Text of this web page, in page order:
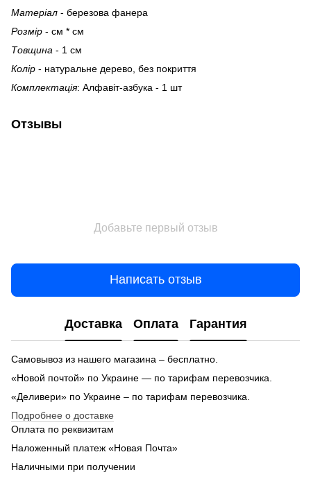
Матеріал - березова фанера
Розмір - см * см
Товщина - 1 см
Колір - натуральне дерево, без покриття
Комплектація: Алфавіт-азбука - 1 шт
Отзывы
Добавьте первый отзыв
Написать отзыв
Доставка Оплата Гарантия
Самовывоз из нашего магазина – бесплатно.
«Новой почтой» по Украине — по тарифам перевозчика.
«Деливери» по Украине – по тарифам перевозчика.
Подробнее о доставке
Оплата по реквизитам
Наложенный платеж «Новая Почта»
Наличными при получении